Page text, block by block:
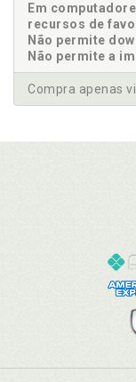
Em
recursos de
Não permite
Não permite a
Compra apenas